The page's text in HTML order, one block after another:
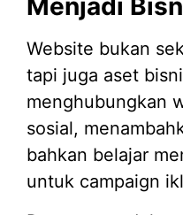
Menjadi
Website bukan
tapi juga aset
menghubungkan
sosial,
bahkan belajar
untuk campaign